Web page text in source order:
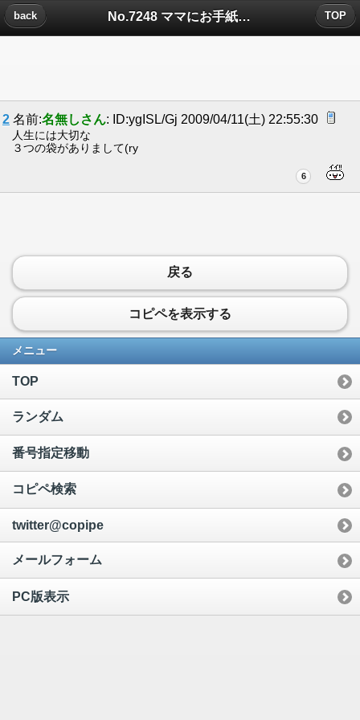
No.7248 ママにお手紙についたコメント
back TOP
2 名前:名無しさん: ID:ygISL/Gj 2009/04/11(土) 22:55:30
人生には大切な
３つの袋がありまして(ry
6
戻る
コピペを表示する
メニュー
TOP
ランダム
番号指定移動
コピペ検索
twitter@copipe
メールフォーム
PC版表示